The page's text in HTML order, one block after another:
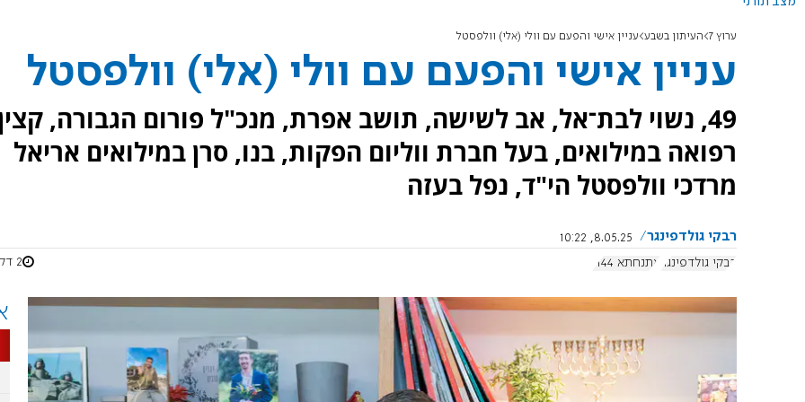
ערוץ 7 העיתון בשבע עניין אישי והפעם עם וולי (אלי) וולפסטל
עניין אישי והפעם עם וולי (אלי) וולפסטל
49, נשוי לבת־אל, אב לשישה, תושב אפרת, מנכ"ל פורום הגבורה,
רפואה במילואים, בעל חברת ווליום הפקות, בנו, סרן במילואים אריאל
מרדכי וולפסטל הי"ד, נפל בעזה
רבקי גולדפינגר
8.05.25, 10:22
רבקי גולדפינגר
אתנחתא 1144 2 דקות